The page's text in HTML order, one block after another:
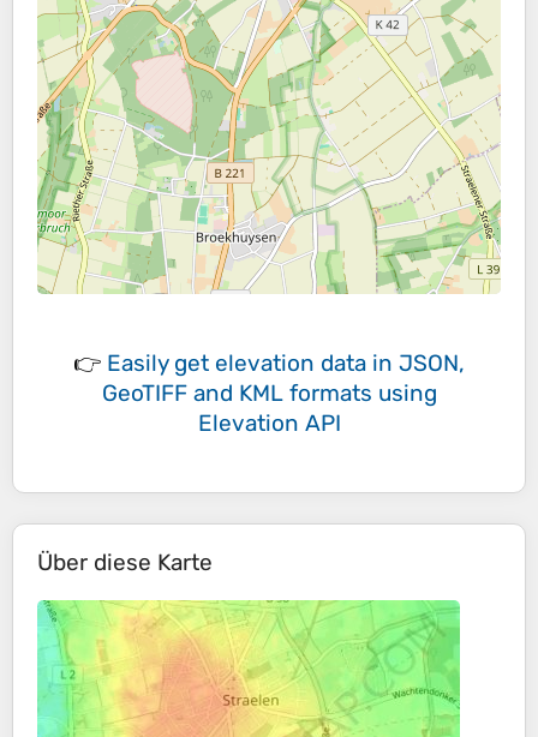
👉 Easily get elevation data in JSON,
GeoTIFF and KML formats using
Elevation API
Über diese Karte